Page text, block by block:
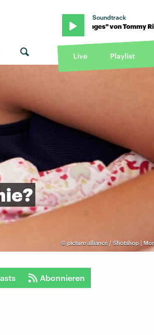
Soundtrack
· "Changes" von Tommy Richman
Live Playlist
© picture alliance / Shotshop |
Abonnieren